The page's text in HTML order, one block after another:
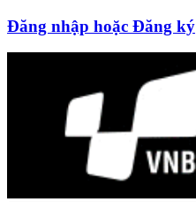
Đăng nhập hoặc Đăng ký